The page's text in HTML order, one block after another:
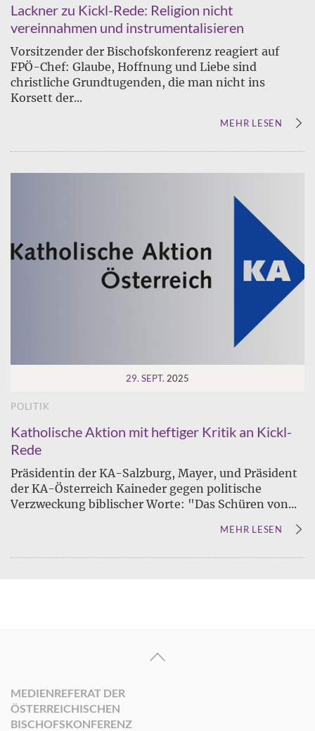
Lackner zu Kickl-Rede: Religion nicht
vereinnahmen und instrumentalisieren
Vorsitzender der Bischofskonferenz reagiert auf
FPÖ-Chef: Glaube, Hoffnung und Liebe sind
christliche Grundtugenden, die man nicht ins
Korsett der...
MEHR LESEN
29. SEPT. 2025
POLITIK
Katholische Aktion mit heftiger Kritik an Kickl-
Rede
Präsidentin der KA-Salzburg, Mayer, und Präsident
der KA-Österreich Kaineder gegen politische
Verzweckung biblischer Worte: "Das Schüren von...
MEHR LESEN
MEDIENREFERAT DER
ÖSTERREICHISCHEN
BISCHOFSKONFERENZ